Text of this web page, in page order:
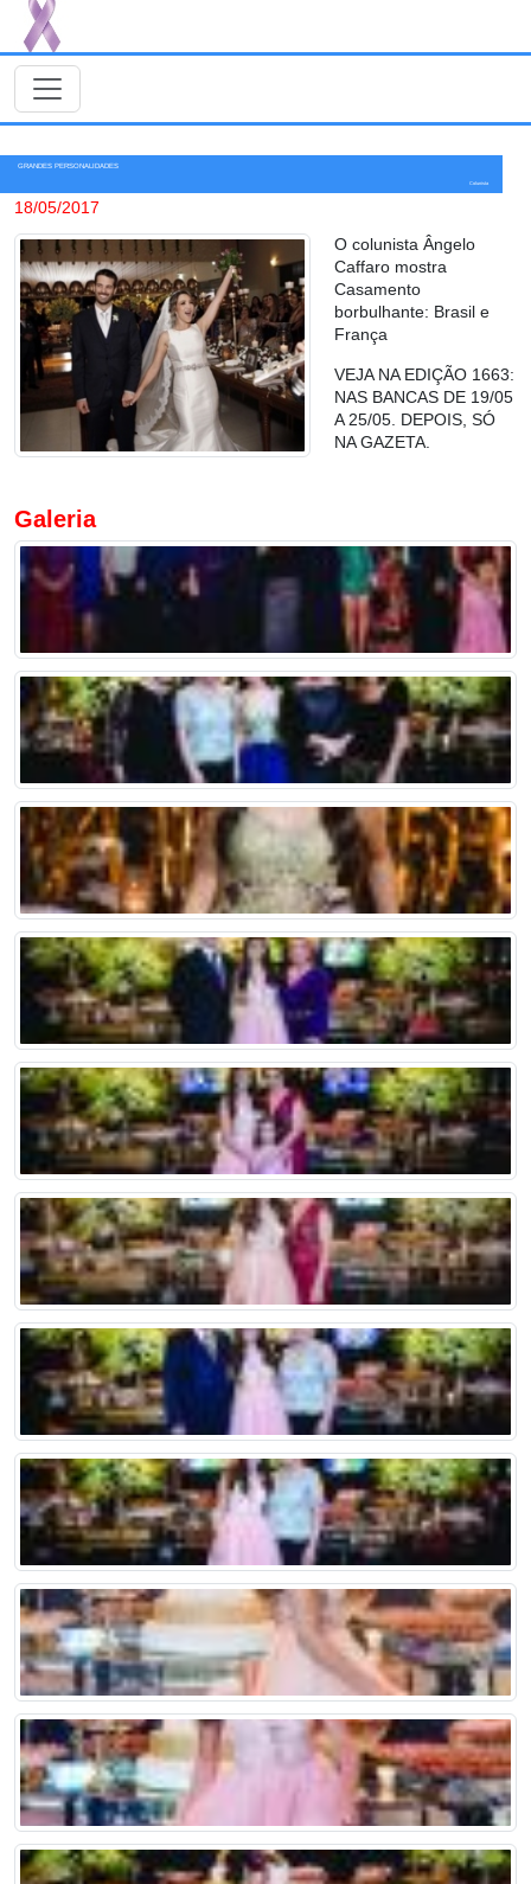
GRANDES PERSONALIDADES
Colunista
18/05/2017
O colunista Ângelo
Caffaro mostra
Casamento
borbulhante: Brasil e
França
VEJA NA EDIÇÃO 1663:
NAS BANCAS DE 19/05
A 25/05. DEPOIS, SÓ
NA GAZETA.
Galeria